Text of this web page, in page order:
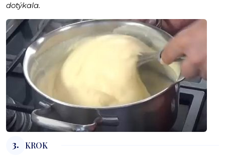
dotýkala.
3. KROK